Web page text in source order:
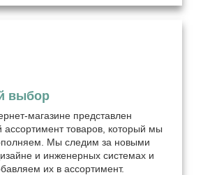
выбор
магазине представлен
товаров, который мы
Мы следим за новыми
и инженерных системах и
их в ассортимент.